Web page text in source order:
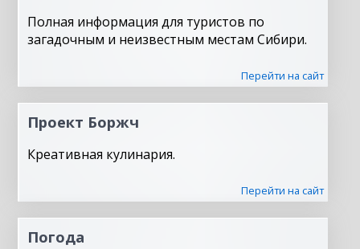
Полная информация для туристов по
загадочным и неизвестным местам Сибири.
Перейти на сайт
Проект Боржч
Креативная кулинария.
Перейти на сайт
Погода